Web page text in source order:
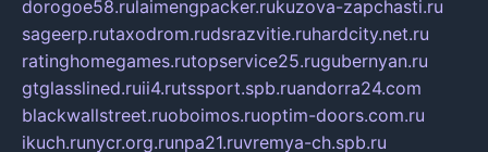
dorogoe58.rulaimengpacker.rukuzova-zapchasti.ru
sageerp.rutaxodrom.rudsrazvitie.ruhardcity.net.ru
ratinghomegames.rutopservice25.rugubernyan.ru
gtglasslined.ruii4.rutssport.spb.ruandorra24.com
blackwallstreet.ruoboimos.ruoptim-doors.com.ru
ikuch.runycr.org.runpa21.ruvremya-ch.spb.ru